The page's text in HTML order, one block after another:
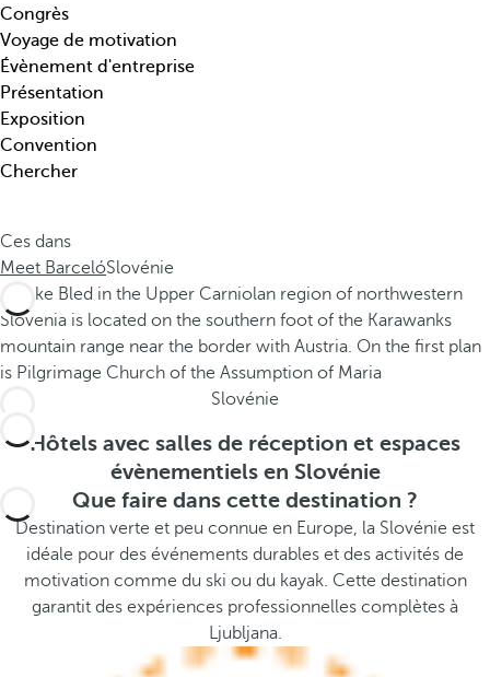
é
m
a
t
i
q
u
.
.
k
e
y
o
p
e
n
h
e
o
p
u
m
Congrès
Voyage de motivation
Évènement d'entreprise
Présentation
Exposition
Convention
Chercher
Ces dans
Meet BarcelóSlovénie
Slovénie
Hôtels avec salles de réception et espaces
évènementiels en Slovénie
Que faire dans cette destination ?
Destination verte et peu connue en Europe, la Slovénie est
idéale pour des événements durables et des activités de
motivation comme du ski ou du kayak. Cette destination
garantit des expériences professionnelles complètes à
Ljubljana.